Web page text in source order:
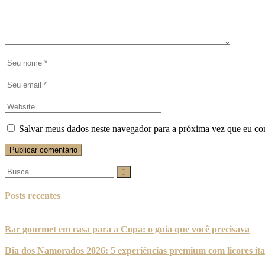
Salvar meus dados neste navegador para a próxima vez que eu
Publicar comentário
Busca
por:
Posts recentes
Bar gourmet em casa para a Copa: o guia que você precisava
Dia dos Namorados 2026: 5 experiências premium com licores